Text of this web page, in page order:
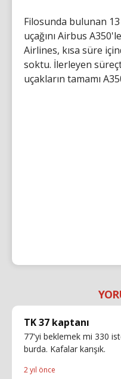
Filosunda bulunan
uçağını Airbus
Airlines, kısa süre
soktu. İlerleyen
uçakların tamamı
TK 37 kaptanı
77'yi beklemek mi 330
burda. Kafalar karışık.
2 yıl önce